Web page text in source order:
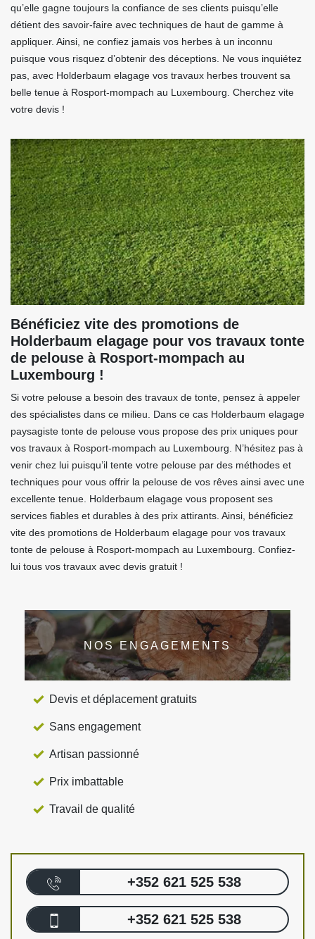
qu’elle gagne toujours la confiance de ses clients puisqu’elle
détient des savoir-faire avec techniques de haut de gamme à
appliquer. Ainsi, ne confiez jamais vos herbes à un inconnu
puisque vous risquez d’obtenir des déceptions. Ne vous inquiétez
pas, avec Holderbaum elagage vos travaux herbes trouvent sa
belle tenue à Rosport-mompach au Luxembourg. Cherchez vite
votre devis !
Bénéficiez vite des promotions de
Holderbaum elagage pour vos travaux tonte
de pelouse à Rosport-mompach au
Luxembourg !
Si votre pelouse a besoin des travaux de tonte, pensez à appeler
des spécialistes dans ce milieu. Dans ce cas Holderbaum elagage
paysagiste tonte de pelouse vous propose des prix uniques pour
vos travaux à Rosport-mompach au Luxembourg. N’hésitez pas à
venir chez lui puisqu’il tente votre pelouse par des méthodes et
techniques pour vous offrir la pelouse de vos rêves ainsi avec une
excellente tenue. Holderbaum elagage vous proposent ses
services fiables et durables à des prix attirants. Ainsi, bénéficiez
vite des promotions de Holderbaum elagage pour vos travaux
tonte de pelouse à Rosport-mompach au Luxembourg. Confiez-
lui tous vos travaux avec devis gratuit !
NOS ENGAGEMENTS
Devis et déplacement gratuits
Sans engagement
Artisan passionné
Prix imbattable
Travail de qualité
+352 621 525 538
+352 621 525 538